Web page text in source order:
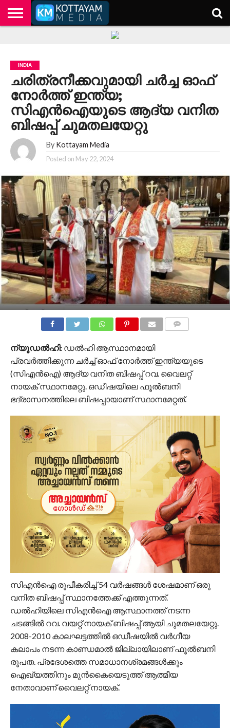
INDIA
ചരിത്രനീക്കവുമായി ചര്‍ച്ച ഓഫ്
നോർത്ത് ഇന്ത്യ;
സിഎന്‍ഐയുടെ ആദ്യ വനിത
ബിഷപ്പ് ചുമതലയേറ്റു
By Kottayam Media
Posted on May 22, 2024
ന്യൂഡല്‍ഹി:ഡൽഹി ആസ്ഥാനമായി
പ്രവർത്തിക്കുന്ന ചർച്ച് ഓഫ് നോർത്ത് ഇന്ത്യയുടെ
(സിഎൻഐ) ആദ്യ വനിത ബിഷപ്പ് റവ. വൈലറ്റ്
നായക് സ്ഥാനമേറ്റു. ഒഡീഷയിലെ ഫൂൽബനി
ഭദ്രാസനത്തിലെ ബിഷപ്പായാണ് സ്ഥാനമേറ്റത്.
സിഎൻഐ രൂപീകരിച്ച് 54 വർഷങ്ങൾ ശേഷമാണ് ഒരു
വനിത ബിഷപ്പ് സ്ഥാനത്തേക്ക് എത്തുന്നത്.
ഡൽഹിയിലെ സിഎൻഐ ആസ്ഥാനത്ത് നടന്ന
ചടങ്ങിൽ റവ. വയറ്റ് നായക് ബിഷപ്പ് ആയി ചുമതലയേറ്റു.
2008-2010 കാലഘട്ടത്തിൽ ഒഡീഷയിൽ വർ​ഗീയ
കലാപം നടന്ന കാണ്ഡമാല്‍ ജില്ലായിലാണ് ഫൂൽബനി
രൂപത. പ്രദേശത്തെ സമാധാനശ്രമങ്ങൾക്കും
ഐഖ്യത്തിനും മുൻകൈയെടുത്ത് ആത്മീയ
നേതാവാണ് വൈലറ്റ് നായക്.